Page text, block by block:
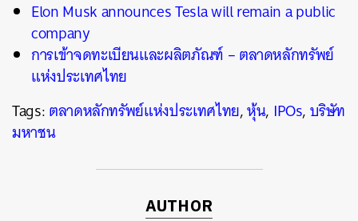
Elon Musk announces Tesla will remain a public
company
การเข้าจดทะเบียนและผลิตภัณฑ์ – ตลาดหลักทรัพย์
แห่งประเทศไทย
Tags:ตลาดหลักทรัพย์แห่งประเทศไทย,หุ้น, IPOs,บริษัท
มหาชน
AUTHOR